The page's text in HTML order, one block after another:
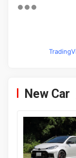
New Car